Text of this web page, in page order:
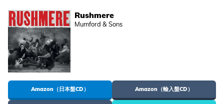
Rushmere
Mumford & Sons
Amazon（日本盤CD） Amazon（輸入盤CD）